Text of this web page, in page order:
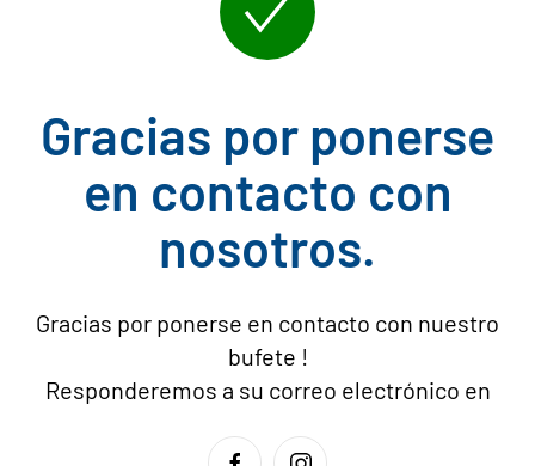
Gracias por ponerse
en contacto con
nosotros.
Gracias por ponerse en contacto con nuestro
bufete !
Responderemos a su correo electrónico en